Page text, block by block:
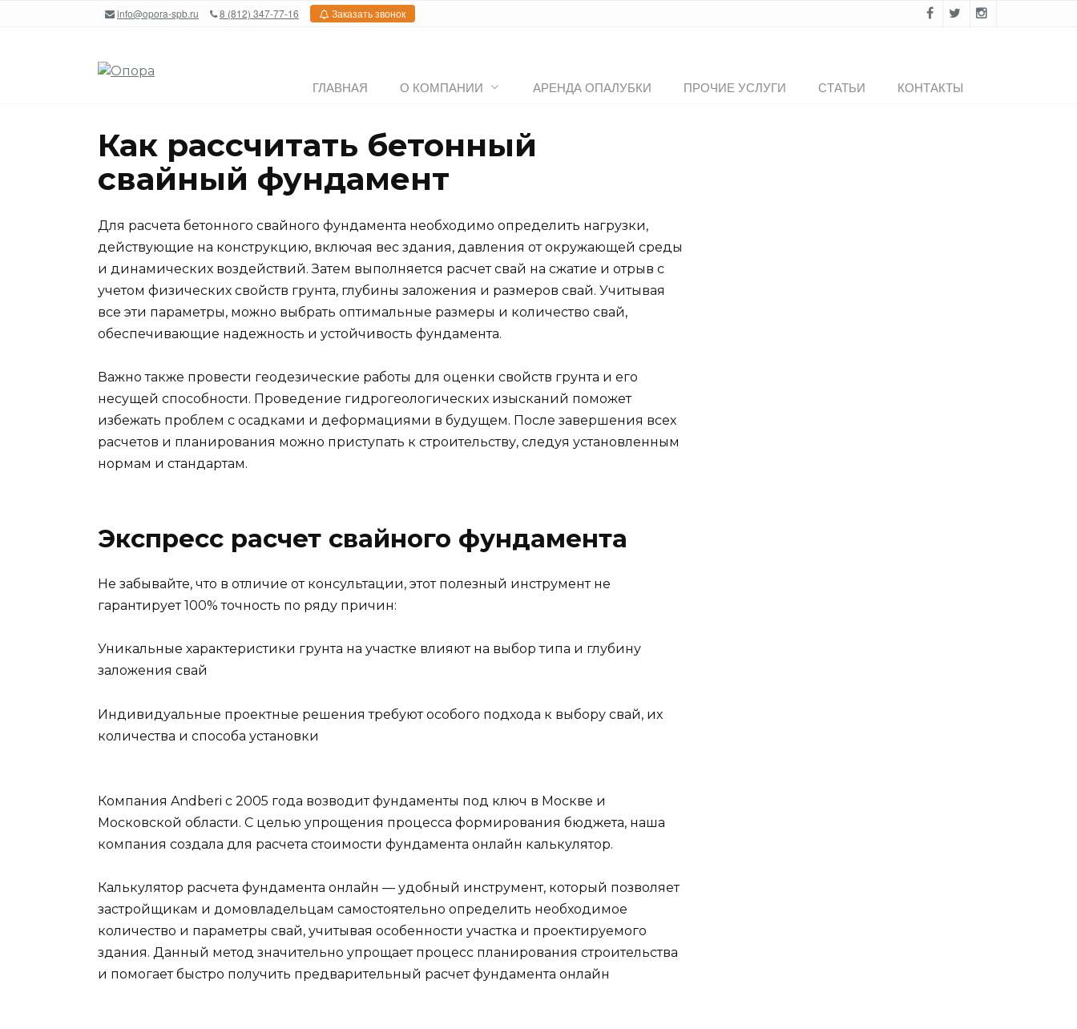
info@opora-spb.ru 8 (812) 347-77-16 Заказать звонок
ГЛАВНАЯ О КОМПАНИИ АРЕНДА ОПАЛУБКИ ПРОЧИЕ УСЛУГИ СТАТЬИ КОНТАКТЫ
Как рассчитать бетонный
свайный фундамент
Для расчета бетонного свайного фундамента необходимо определить нагрузки,
действующие на конструкцию, включая вес здания, давления от окружающей среды
и динамических воздействий. Затем выполняется расчет свай на сжатие и отрыв с
учетом физических свойств грунта, глубины заложения и размеров свай. Учитывая
все эти параметры, можно выбрать оптимальные размеры и количество свай,
обеспечивающие надежность и устойчивость фундамента.
Важно также провести геодезические работы для оценки свойств грунта и его
несущей способности. Проведение гидрогеологических изысканий поможет
избежать проблем с осадками и деформациями в будущем. После завершения всех
расчетов и планирования можно приступать к строительству, следуя установленным
нормам и стандартам.
Экспресс расчет свайного фундамента
Не забывайте, что в отличие от консультации, этот полезный инструмент не
гарантирует 100% точность по ряду причин:
Уникальные характеристики грунта на участке влияют на выбор типа и глубину
заложения свай
Индивидуальные проектные решения требуют особого подхода к выбору свай, их
количества и способа установки
Компания Andberi с 2005 года возводит фундаменты под ключ в Москве и
Московской области. С целью упрощения процесса формирования бюджета, наша
компания создала для расчета стоимости фундамента онлайн калькулятор.
Калькулятор расчета фундамента онлайн — удобный инструмент, который позволяет
застройщикам и домовладельцам самостоятельно определить необходимое
количество и параметры свай, учитывая особенности участка и проектируемого
здания. Данный метод значительно упрощает процесс планирования строительства
и помогает быстро получить предварительный расчет фундамента онлайн